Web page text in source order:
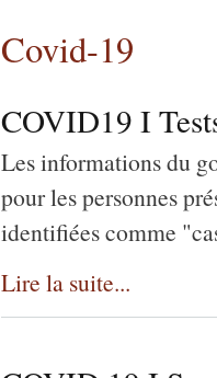
Covid-19
COVID19 I
Les informations du
pour les personnes
identifiées comme
Lire la suite...